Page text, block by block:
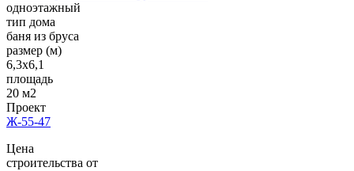
одноэтажный
тип дома
баня из бруса
размер (м)
6,3х6,1
площадь
20 м2
Проект
Ж-55-47
Цена
строительства от